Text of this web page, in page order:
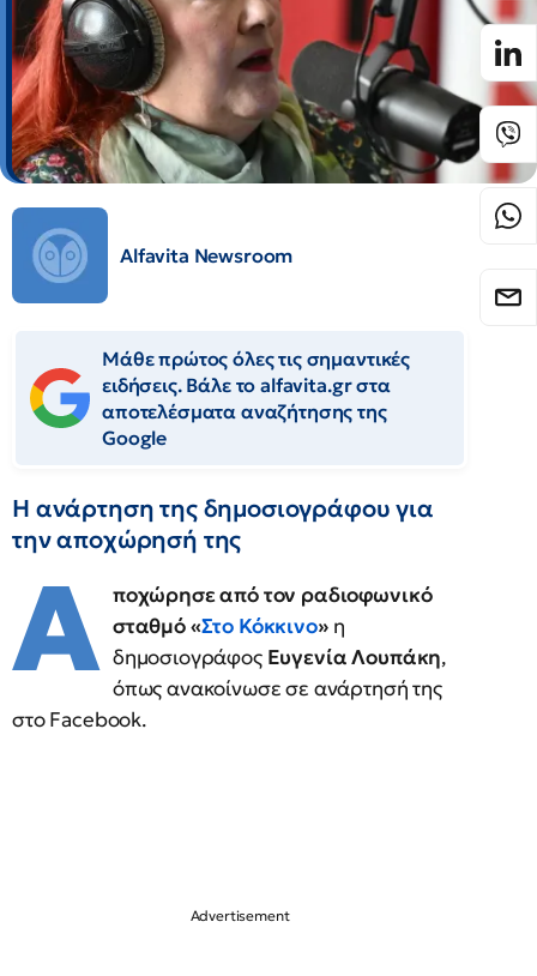
Alfavita Newsroom
Μάθε πρώτος όλες τις σημαντικές
ειδήσεις. Βάλε το alfavita.gr στα
αποτελέσματα αναζήτησης της
Google
Η ανάρτηση της δημοσιογράφου για
την αποχώρησή της
Α ποχώρησε από τον ραδιοφωνικό
σταθμό «Στο Κόκκινο»η
δημοσιογράφος Ευγενία Λουπάκη,
όπως ανακοίνωσε σε ανάρτησή της
στο Facebook.